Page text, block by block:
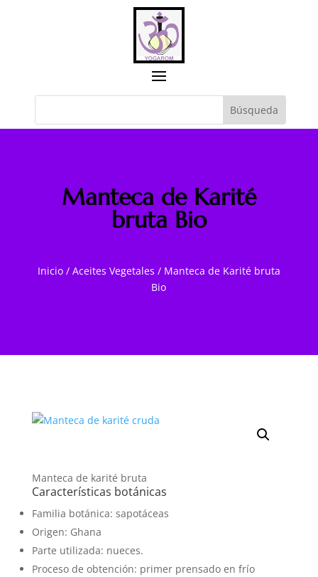
Manteca de Karité
bruta Bio
Inicio/ Aceites Vegetales / Manteca de Karité bruta
Bio
Manteca de karité bruta
Características botánicas
Familia botánica: sapotáceas
Origen: Ghana
Parte utilizada: nueces.
Proceso de obtención: primer prensado en frío